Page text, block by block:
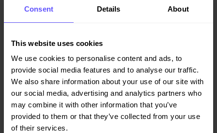
Consent Details About
This website uses cookies
We use cookies to personalise content and ads, to
provide social media features and to analyse our traffic.
We also share information about your use of our site with
our social media, advertising and analytics partners who
may combine it with other information that you’ve
provided to them or that they’ve collected from your use
of their services.
faggrupper: Tømrere, betongarbeidere, asfaltarbeidere,
membrantekkere, elektrikere, anleggsmaskinførere,
industrimekanikere, anleggsgartnere, faglaboranter,
anleggsmaskinmekanikere, automatikere, veidrift- og
veivedlikeholdsarbeidere, yrkessjåfører,
produksjonsteknikere, brønnborere fastland,
signalmontører, banemontører og energimontører (KL).
Les mer om
Veidekkes lærlingeordning
her og mer om
yrkesfag og muligheter
i bygg- og anleggsbransjen her.